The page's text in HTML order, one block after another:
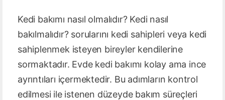
Kedi bakımı nasıl olmalıdır? Kedi nasıl
bakılmalıdır? sorularını kedi sahipleri veya kedi
sahiplenmek isteyen bireyler kendilerine
sormaktadır. Evde kedi bakımı kolay ama ince
ayrıntıları içermektedir. Bu adımların kontrol
edilmesi ile istenen düzeyde bakım süreçleri